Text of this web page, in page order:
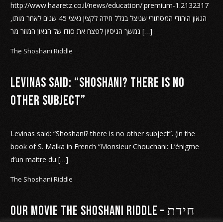
http://www.haaretz.co.il/news/education/.premium-1.2132317
הגאון היהודי המסתורי שניצל בגלל חידה לקצין נאצי 45 שנים לאחר מותו,
נמשך הניסיון לפצח את סודו של הגאון המוזר מר […]
The Shoshani Riddle
Levinas said: “Shoshani? there is no
other subject”
Levinas said: “Shoshani? there is no other subject”. (in the
book of S. Malka in French “Monsieur Chouchani: L’énigme
d’un maitre du […]
The Shoshani Riddle
Our movie THE SHOSHANI RIDDLE – חידת